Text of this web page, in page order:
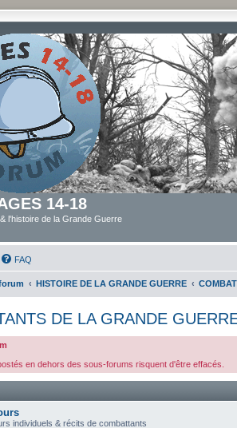
14-18
l'histoire de la Grande Guerre
FAQ
HISTOIRE DE LA GRANDE GUERRE
DE LA GRANDE
en dehors des sous-forums risquent d'être effacés.
individuels & récits de combattants